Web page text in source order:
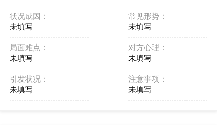
状况成因：
未填写
常见形势：
未填写
局面难点：
未填写
对方心理：
未填写
引发状况：
未填写
注意事项：
未填写